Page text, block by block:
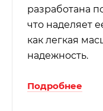
разработана
что наделяет
как легкая
надежность.
Подробнее